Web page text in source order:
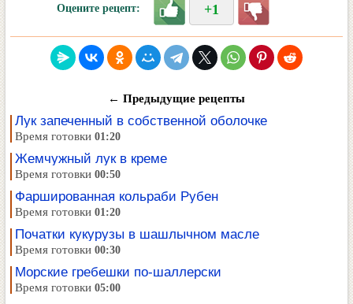
Оцените рецепт: +1
← Предыдущие рецепты
Лук запеченный в собственной оболочке
Время готовки 01:20
Жемчужный лук в креме
Время готовки 00:50
Фаршированная кольраби Рубен
Время готовки 01:20
Початки кукурузы в шашлычном масле
Время готовки 00:30
Морские гребешки по-шаллерски
Время готовки 05:00